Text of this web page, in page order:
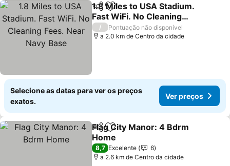
PartilharAdicionar aos favoritos
1.8 Miles to USA Stadium.
Fast WiFi. No Cleaning
Fees. Near Navy Base
/
Pontuação não disponível
a 2.0 km de Centro da cidade
Selecione as datas para ver os preços
exatos.
Ver preços
PartilharAdicionar aos favoritos
Flag City Manor: 4 Bdrm
Home
8,7 Excelente
6
a 2.6 km de Centro da cidade